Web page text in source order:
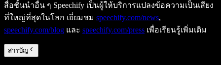
สื่อชั้นนำอื่น ๆ Speechify เป็นผู้ให้บริการแปลงข้อความเป็นเสียง
ที่ใหญ่ที่สุดในโลก เยี่ยมชม speechify.com/news,
speechify.com/blog และ speechify.com/press เพื่อเรียนรู้เพิ่มเติม
สารบัญ